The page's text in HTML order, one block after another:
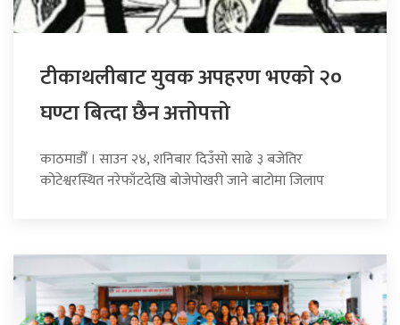
टीकाथलीबाट युवक अपहरण भएको २०
घण्टा बित्दा छैन अत्तोपत्तो
काठमाडौँ । साउन २४, शनिबार दिउँसो साढे ३ बजेतिर
कोटेश्वरस्थित नरेफाँटदेखि बोजेपोखरी जाने बाटोमा जिलाप